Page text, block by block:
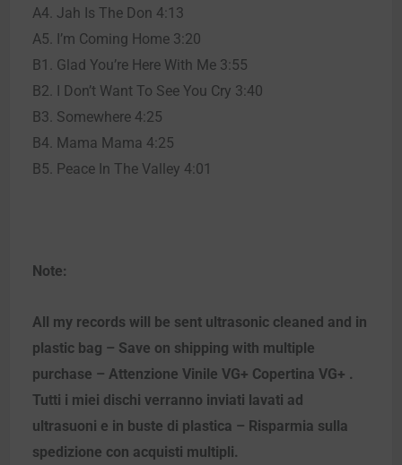
A4. Jah Is The Don 4:13
A5. I’m Coming Home 3:20
B1. Glad You’re Here With Me 3:55
B2. I Don’t Want To See You Cry 3:40
B3. Somewhere 4:25
B4. Mama Mama 4:25
B5. Peace In The Valley 4:01
Note:
All my records will be sent ultrasonic cleaned and in
plastic bag – Save on shipping with multiple
purchase – Attenzione Vinile VG+ Copertina VG+ .
Tutti i miei dischi verranno inviati lavati ad
ultrasuoni e in buste di plastica – Risparmia sulla
spedizione con acquisti multipli.